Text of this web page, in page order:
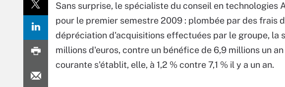
Sans surprise, le spécialiste du conseil en
pour le premier semestre 2009 : plombée par des frais
dépréciation d'acquisitions effectuées par le groupe, la
millions d'euros, contre un bénéfice de 6,9 millions un
courante s'établit, elle, à 1,2 % contre 7,1 % il y a un an.